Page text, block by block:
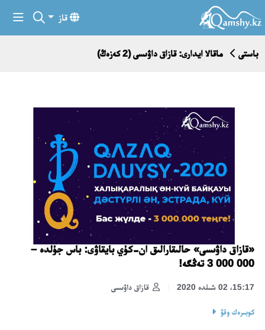
قاز
باستى ماقالا ايدارى: قازاق داۋىسى (2 كەزەڭ)
«قازاق داۋىسى» حالىقارالىق ان-كۇي بايقاۋى: باس جۇلدە –
3 000 000 تەڭگە!
قازاق داۋىسى 15:17، 02 شىلدە 2020
كوبىرەك وقۋ